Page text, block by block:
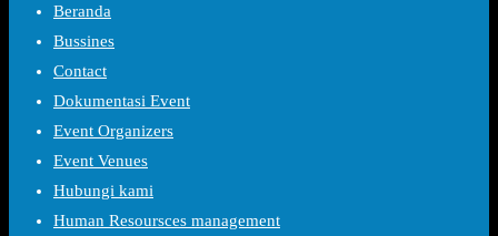
Beranda
Bussines
Contact
Dokumentasi Event
Event Organizers
Event Venues
Hubungi kami
Human Resoursces management